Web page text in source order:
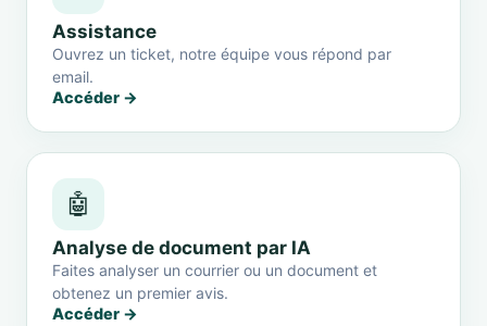
Assistance
Ouvrez un ticket, notre équipe vous répond par
email.
Accéder →
🤖
Analyse de document par IA
Faites analyser un courrier ou un document et
obtenez un premier avis.
Accéder →